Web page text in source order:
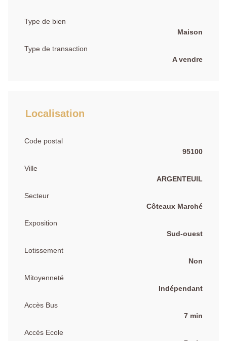
Type de bien
Maison
Type de transaction
A vendre
Localisation
Code postal
95100
Ville
ARGENTEUIL
Secteur
Côteaux Marché
Exposition
Sud-ouest
Lotissement
Non
Mitoyenneté
Indépendant
Accès Bus
7 min
Accès Ecole